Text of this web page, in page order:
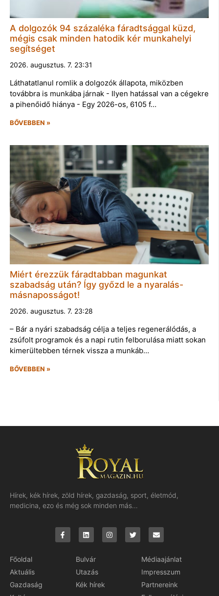
A dolgozók 94 százaléka fáradtsággal küzd,
mégis csak minden hatodik kér munkahelyi
segítséget
2026. augusztus. 7. 23:31
Láthatatlanul romlik a dolgozók állapota, miközben
továbbra is munkába járnak - Ilyen hatással van a cégekre
a pihenőidő hiánya - Egy 2026-os, 6105 f…
BŐVEBBEN »
Miért érezzük fáradtabban magunkat
szabadság után? Így győzd le a nyaralás-
másnaposságot!
2026. augusztus. 7. 23:28
– Bár a nyári szabadság célja a teljes regenerálódás, a
zsúfolt programok és a napi rutin felborulása miatt sokan
kimerültebben térnek vissza a munkáb…
BŐVEBBEN »
Hírek, kék hírek, zöld hírek, gazdaság, sport, életmód,
medicina, ezo és még sok minden más…
Főoldal
Aktuális
Gazdaság
Bulvár
Utazás
Kék hírek
Médiaajánlat
Impresszum
Partnereink